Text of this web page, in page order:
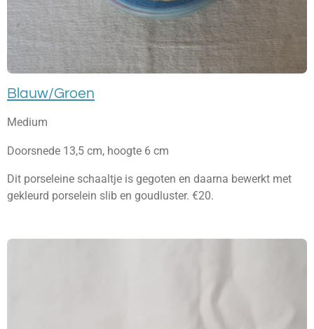
Blauw/Groen
Medium
Doorsnede 13,5 cm, hoogte 6 cm
Dit porseleine schaaltje is gegoten en daarna bewerkt met
gekleurd porselein slib en goudluster. €20.